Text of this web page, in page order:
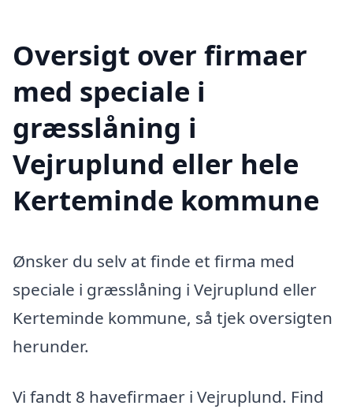
Oversigt over firmaer
med speciale i
græsslåning i
Vejruplund eller hele
Kerteminde kommune
Ønsker du selv at finde et firma med
speciale i græsslåning i Vejruplund eller
Kerteminde kommune, så tjek oversigten
herunder.
Vi fandt 8 havefirmaer i Vejruplund. Find